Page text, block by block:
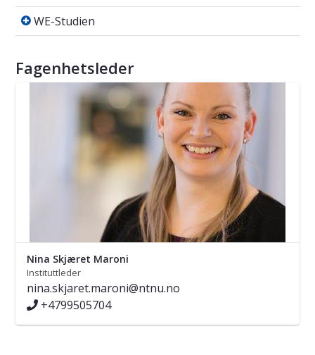
WE-Studien
WE-Studien
Fagenhetsleder
Nina Skjæret Maroni
Instituttleder
nina.skjaret.maroni@ntnu.no
+4799505704